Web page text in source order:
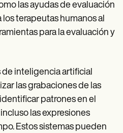
las ayudas de evaluación
terapeutas humanos al
para la evaluación y
de inteligencia artificial
las grabaciones de las
patrones en el
las expresiones
Estos sistemas pueden